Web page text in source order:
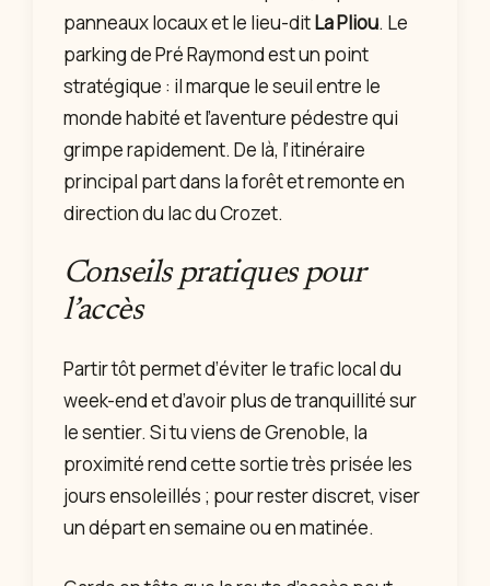
panneaux locaux et le lieu-ditLa Pliou. Le
parking de Pré Raymond est un point
stratégique : il marque le seuil entre le
monde habité et l’aventure pédestre qui
grimpe rapidement. De là, l’itinéraire
principal part dans la forêt et remonte en
direction du lac du Crozet.
Conseils pratiques pour
l’accès
Partir tôt permet d’éviter le trafic local du
week-end et d’avoir plus de tranquillité sur
le sentier. Si tu viens de Grenoble, la
proximité rend cette sortie très prisée les
jours ensoleillés ; pour rester discret, viser
un départ en semaine ou en matinée.